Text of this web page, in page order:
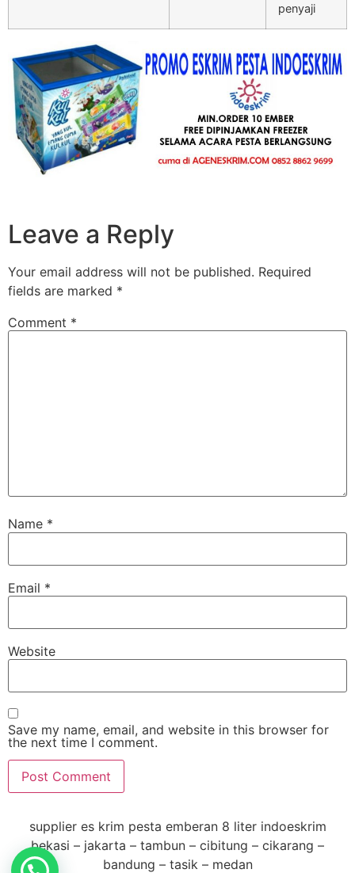
penyaji
Leave a Reply
Your email address will not be published. Required
fields are marked *
Comment *
Name *
Email *
Website
Save my name, email, and website in this browser for
the next time I comment.
supplier es krim pesta emberan 8 liter indoeskrim
bekasi – jakarta – tambun – cibitung – cikarang –
bandung – tasik – medan